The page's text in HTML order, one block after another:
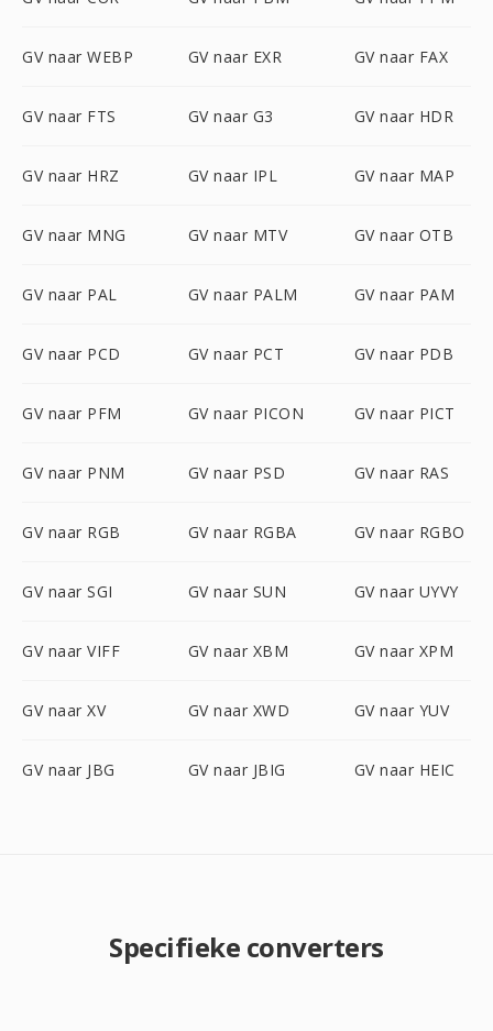
GV naar WEBP GV naar EXR GV naar FAX
GV naar FTS GV naar G3 GV naar HDR
GV naar HRZ GV naar IPL GV naar MAP
GV naar MNG GV naar MTV GV naar OTB
GV naar PAL GV naar PALM GV naar PAM
GV naar PCD GV naar PCT GV naar PDB
GV naar PFM GV naar PICON GV naar PICT
GV naar PNM GV naar PSD GV naar RAS
GV naar RGB GV naar RGBA GV naar RGBO
GV naar SGI GV naar SUN GV naar UYVY
GV naar VIFF GV naar XBM GV naar XPM
GV naar XV GV naar XWD GV naar YUV
GV naar JBG GV naar JBIG GV naar HEIC
Specifieke converters